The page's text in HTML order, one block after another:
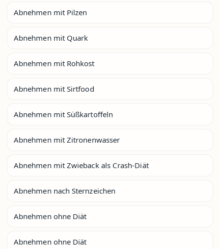
Abnehmen mit Pilzen
Abnehmen mit Quark
Abnehmen mit Rohkost
Abnehmen mit Sirtfood
Abnehmen mit Süßkartoffeln
Abnehmen mit Zitronenwasser
Abnehmen mit Zwieback als Crash-Diät
Abnehmen nach Sternzeichen
Abnehmen ohne Diät
Abnehmen ohne Diät